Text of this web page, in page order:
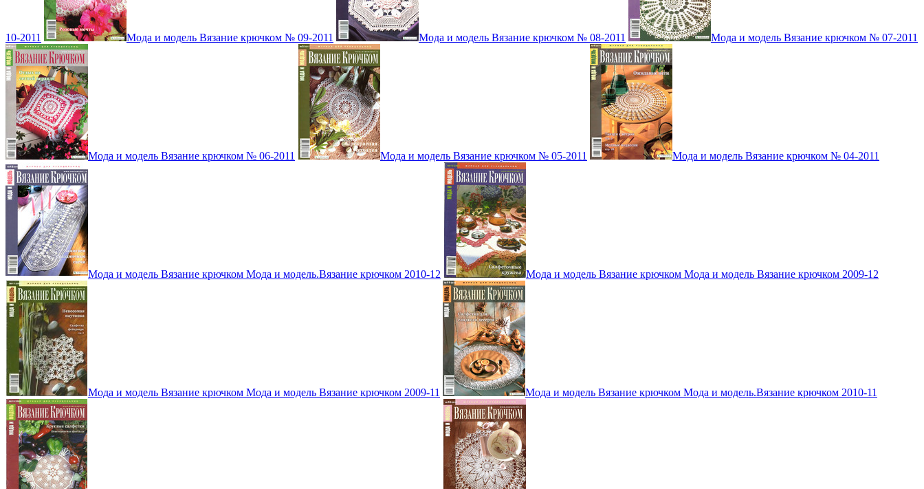
10-2011 Мода и модель Вязание крючком № 09-2011 Мода и модель Вязание крючком № 08-2011 Мода и модель Вязание крючком № 07-2011
Мода и модель Вязание крючком № 06-2011 Мода и модель Вязание крючком № 05-2011 Мода и модель Вязание крючком № 04-2011
Мода и модель Вязание крючком Мода и модель.Вязание крючком 2010-12 Мода и модель Вязание крючком Мода и модель Вязание крючком 2009-12
Мода и модель Вязание крючком Мода и модель Вязание крючком 2009-11 Мода и модель Вязание крючком Мода и модель.Вязание крючком 2010-11